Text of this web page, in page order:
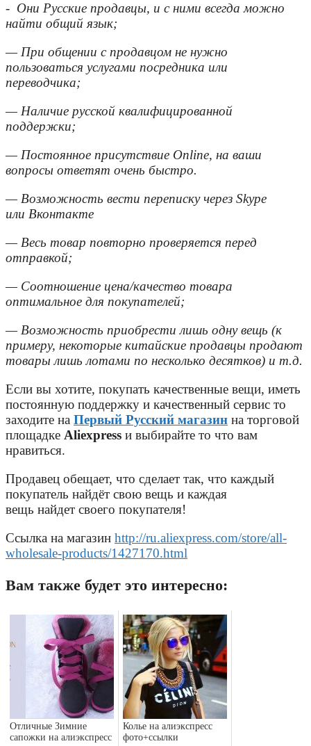
- Они Русские продавцы, и с ними всегда можно
найти общий язык;
— При общении с продавцом не нужно
пользоваться услугами посредника или
переводчика;
— Наличие русской квалифицированной
поддержки;
— Постоянное присутствие Online, на ваши
вопросы ответят очень быстро.
— Возможность вести переписку через Skype
или Вконтакте
— Весь товар повторно проверяется перед
отправкой;
— Соотношение цена/качество товара
оптимальное для покупателей;
— Возможность приобрести лишь одну вещь (к
примеру, некоторые китайские продавцы продают
товары лишь лотами по несколько десятков) и т.д.
Если вы хотите, покупать качественные вещи, иметь
постоянную поддержку и качественный сервис то
заходите на Первый Русский магазин на торговой
площадке Aliexpress и выбирайте то что вам
нравиться.
Продавец обещает, что сделает так, что каждый
покупатель найдёт свою вещь и каждая
вещь найдет своего покупателя!
Ссылка на магазин http://ru.aliexpress.com/store/all-
wholesale-products/1427170.html
Вам также будет это интересно:
Отличные Зимние
сапожки на алиэкспресс
Колье на алиэкспресс
фото+ссылки